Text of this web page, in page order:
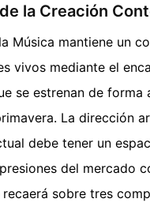
la Creación
Música mantiene un
vivos mediante el
se estrenan de forma
La dirección
debe tener un
del mercado
sobre tres